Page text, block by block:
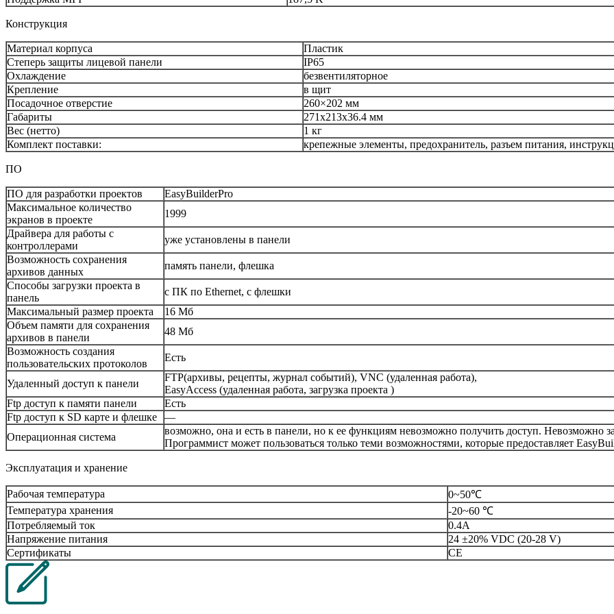
Конструкция
Материал корпуса
Пластик
Степерь защиты лицевой панели
IP65
Охлаждение
безвентиляторное
Крепление
в щит
Посадочное отверстие
260×202 мм
Габариты
271х213х36.4 мм
Вес (нетто)
1 кг
Комплект поставки:
крепежные элементы, предохранитель, разъем питания,
ПO
ПО для разработки проектов
EasyBuilderPro
Максимальное количество
экранов в проекте
1999
Драйвера для работы с
контроллерами
уже установлены в панели
Возможность сохранения
архивов данных
память панели, флешка
Способы загрузки проекта в
панель
с ПК по Ethernet, с флешки
Максимальный размер проекта
16 Мб
Объем памяти для сохранения
архивов в панели
48 Мб
Возможность создания
пользовательских протоколов
Есть
Удаленный доступ к панели
FTP(архивы, рецепты, журнал событий), VNC (удаленная работа),
EasyAccess (удаленная работа, загрузка проекта )
Ftp доступ к памяти панели
Есть
Ftp доступ к SD карте и флешке
—
Операционная система
возможно, она и есть в панели, но к ее функциям невозможно получить доступ. Невозможно
Программист может пользоваться только теми возможностями, которые предоставляет
Эксплуатация и хранение
Рабочая температура
0~50℃
Температура хранения
-20~60 ℃
Потребляемый ток
0.4А
Напряжение питания
24 ±20% VDC (20-28 V)
Сертификаты
CE